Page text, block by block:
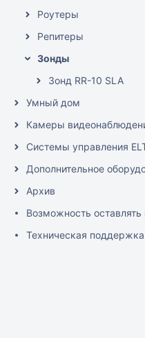
Роутеры
Репитеры
Зонды
Зонд RR-10 SLA
Умный дом
Камеры
Системы управления
Дополнительное
Архив
Возможность оставлять
Техническая поддержка